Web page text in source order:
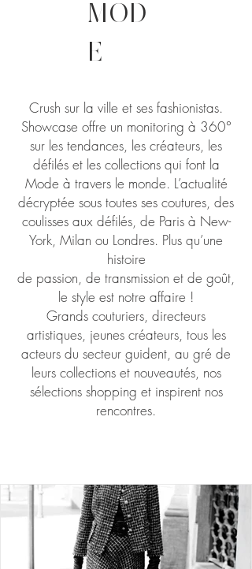
MOD
E
Crush sur la ville et ses fashionistas.
Showcase offre un monitoring à 360°
sur les tendances, les créateurs, les
défilés et les collections qui font la
Mode à travers le monde. L’actualité
décryptée sous toutes ses coutures, des
coulisses aux défilés, de Paris à New-
York, Milan ou Londres. Plus qu’une
histoire
de passion, de transmission et de goût,
le style est notre affaire !
Grands couturiers, directeurs
artistiques, jeunes créateurs, tous les
acteurs du secteur guident, au gré de
leurs collections et nouveautés, nos
sélections shopping et inspirent nos
rencontres.